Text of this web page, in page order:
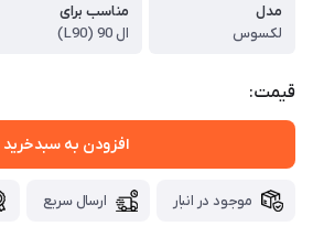
مدل
لکسوس
مناسب برای
ال 90 (L90)
قیمت:
افزودن به سبدخرید
موجود در انبار ارسال سریع